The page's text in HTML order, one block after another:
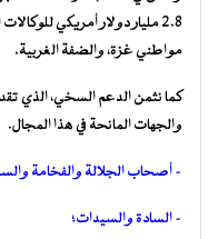
2.8 مليار دولار أمريكي
مواطني غزة، والضفة الغربية.
كما نثمن الدعم السخي، الذي
والجهات المانحة في هذا المجال.
– أصحاب الجلالة والفخامة
– السادة والسيدات؛